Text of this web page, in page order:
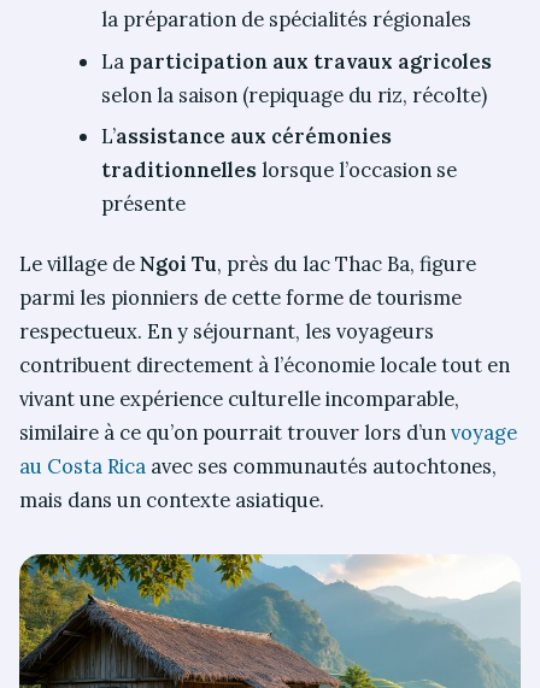
la préparation de spécialités régionales
La participation aux travaux agricoles
selon la saison (repiquage du riz, récolte)
L’assistance aux cérémonies
traditionnelles lorsque l’occasion se
présente
Le village deNgoi Tu, près du lac Thac Ba, figure
parmi les pionniers de cette forme de tourisme
respectueux. En y séjournant, les voyageurs
contribuent directement à l’économie locale tout en
vivant une expérience culturelle incomparable,
similaire à ce qu’on pourrait trouver lors d’unvoyage
au Costa Rica avec ses communautés autochtones,
mais dans un contexte asiatique.